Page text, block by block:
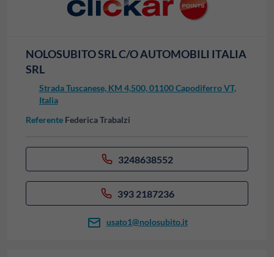
NOLOSUBITO SRL C/O AUTOMOBILI ITALIA
SRL
Strada Tuscanese, KM 4,500, 01100 Capodiferro VT,
Italia
Referente Federica Trabalzi
3248638552
393 2187236
usato1@nolosubito.it